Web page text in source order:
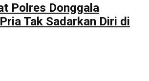
Polres Donggala
Tak Sadarkan Diri di